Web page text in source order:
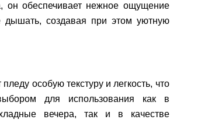
он обеспечивает нежное ощущение
дышать, создавая при этом уютную
особую текстуру и легкость, что
для использования как в
вечера, так и в качестве